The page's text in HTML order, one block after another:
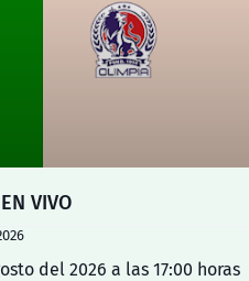
VIVO
del 2026 a las 17:00 horas